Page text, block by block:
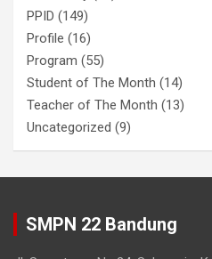
PPID (149)
Profile (16)
Program (55)
Student of The Month (14)
Teacher of The Month (13)
Uncategorized (9)
SMPN 22 Bandung